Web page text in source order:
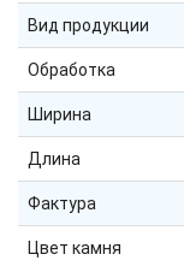
Вид продукции
Обработка
Ширина
Длина
Фактура
Цвет камня